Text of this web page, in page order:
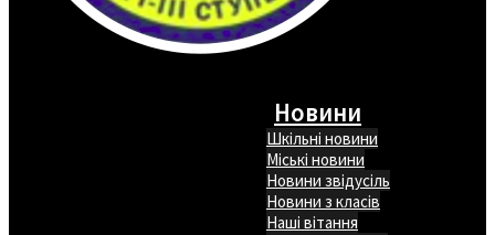
Новини
Шкільні новини
Міські новини
Новини звідусіль
Новини з класів
Наші вітання